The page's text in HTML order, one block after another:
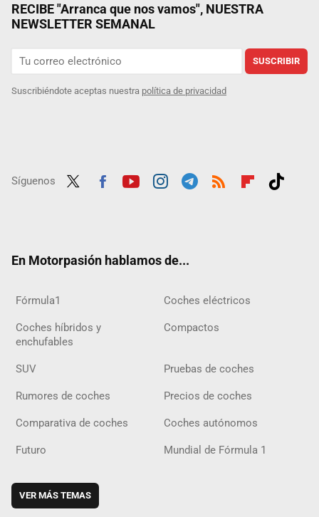
RECIBE "Arranca que nos vamos", NUESTRA
NEWSLETTER SEMANAL
SUSCRIBIR
Suscribiéndote aceptas nuestra política de privacidad
Síguenos
En Motorpasión hablamos de...
Fórmula1 Coches eléctricos
Coches híbridos y
enchufables
Compactos
SUV Pruebas de coches
Rumores de coches Precios de coches
Comparativa de coches Coches autónomos
Futuro Mundial de Fórmula 1
VER MÁS TEMAS